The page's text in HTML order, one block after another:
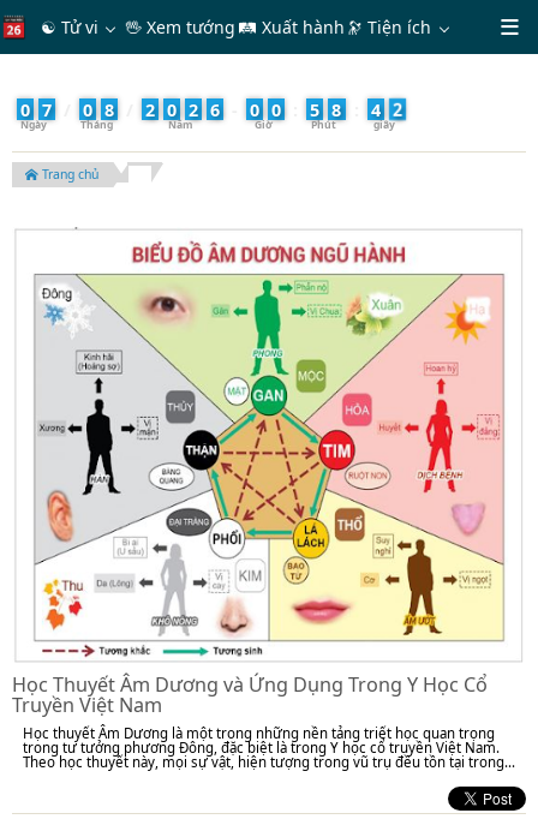
☯ Tử vi 🖖 Xem tướng 🛤 Xuất hành 🔭Tiện ích
0 7 0 8 2 0 2 6 0 0 5 8 4 4
Trang chủ
Học Thuyết Âm Dương và Ứng Dụng Trong Y Học Cổ
Truyền Việt Nam
Học thuyết Âm Dương là một trong những nền tảng triết học quan trọng
trong tư tưởng phương Đông, đặc biệt là trong Y học cổ truyền Việt Nam.
Theo học thuyết này, mọi sự vật, hiện tượng trong vũ trụ đều tồn tại trong...